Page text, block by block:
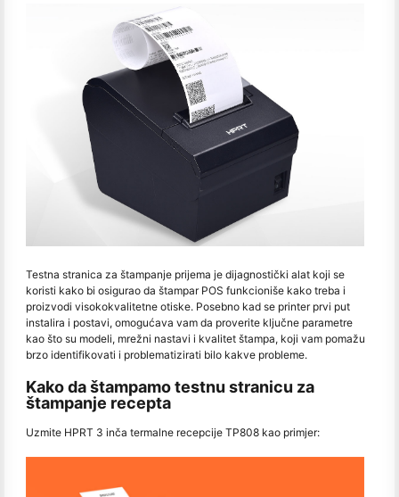
Testna stranica za štampanje prijema je dijagnostički alat koji se
koristi kako bi osigurao da štampar POS funkcioniše kako treba i
proizvodi visokokvalitetne otiske. Posebno kad se printer prvi put
instalira i postavi, omogućava vam da proverite ključne parametre
kao što su modeli, mrežni nastavi i kvalitet štampa, koji vam pomažu
brzo identifikovati i problematizirati bilo kakve probleme.
Kako da štampamo testnu stranicu za
štampanje recepta
Uzmite HPRT 3 inča termalne recepcije TP808 kao primjer: